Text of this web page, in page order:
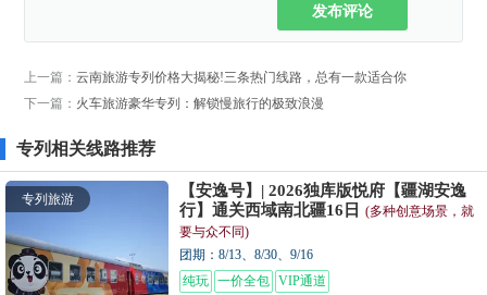
发布评论
上一篇：云南旅游专列价格大揭秘!三条热门线路，总有一款适合你
下一篇： 火车旅游豪华专列：解锁慢旅行的极致浪漫
专列相关线路推荐
专列旅游
【安逸号】| 2026独库版悦府【疆湖安逸
行】通关西域南北疆16日 (多种创意场景，就
要与众不同)
团期：8/13、8/30、9/16
纯玩 一价全包 VIP通道